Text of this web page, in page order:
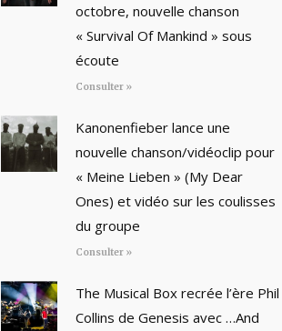
octobre, nouvelle chanson
« Survival Of Mankind » sous
écoute
Consulter »
Kanonenfieber lance une
nouvelle chanson/vidéoclip pour
« Meine Lieben » (My Dear
Ones) et vidéo sur les coulisses
du groupe
Consulter »
The Musical Box recrée l’ère Phil
Collins de Genesis avec …And